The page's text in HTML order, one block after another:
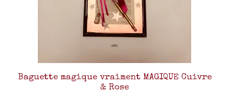
Baguette magique vraiment MAGIQUE Cuivre
& Rose